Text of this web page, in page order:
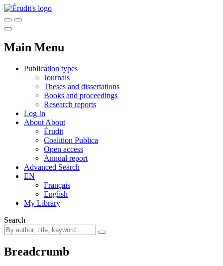
Main Menu
Publication types
Journals
Theses and dissertations
Books and proceedings
Research reports
Log In
About About
Érudit
Coalition Publica
Open access
Annual report
Advanced Search
EN
Français
English
My Library
Search
Breadcrumb